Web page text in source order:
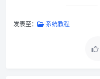
发表至： 系统教程